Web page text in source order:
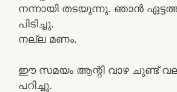
നന്നായി തടയുന്നു. ഞാൻ
പിടിച്ചു.
നല്ല മണം.
ഈ സമയം ആന്റി വാഴ ചുണ്ട്
പറിച്ചു.